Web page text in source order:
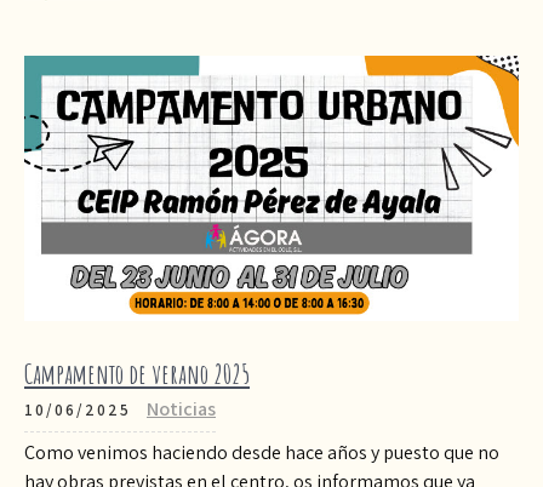
Campamento de verano 2025
10/06/2025
Noticias
Como venimos haciendo desde hace años y puesto que no